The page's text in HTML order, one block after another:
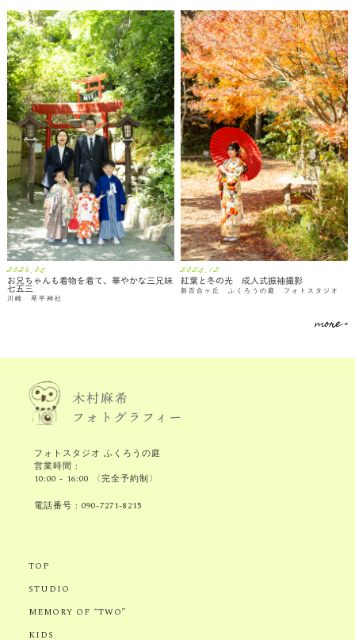
2026.05
お兄ちゃんも着物を着て、華やかな三兄妹
七五三
川崎 琴平神社
2025.12
紅葉と冬の光 成人式振袖撮影
新百合ヶ丘 ふくろうの庭 フォトスタジオ
more >
フォトスタジオ ふくろうの庭
営業時間 :
10:00 - 16:00 〈完全予約制〉
電話番号 :090-7271-8215
TOP
STUDIO
MEMORY OF “TWO”
KIDS